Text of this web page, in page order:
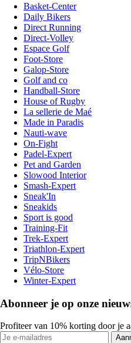
Basket-Center
Daily Bikers
Direct Running
Direct-Volley
Espace Golf
Foot-Store
Galop-Store
Golf and co
Handball-Store
House of Rugby
La sellerie de Maé
Made in Paradis
Nauti-wave
On-Fight
Padel-Expert
Pet and Garden
Slowood Interior
Smash-Expert
Sneak'In
Sneakids
Sport is good
Training-Fit
Trek-Expert
Triathlon-Expert
TripNBikers
Vélo-Store
Winter-Expert
Abonneer je op onze
Profiteer van 10% korting door je